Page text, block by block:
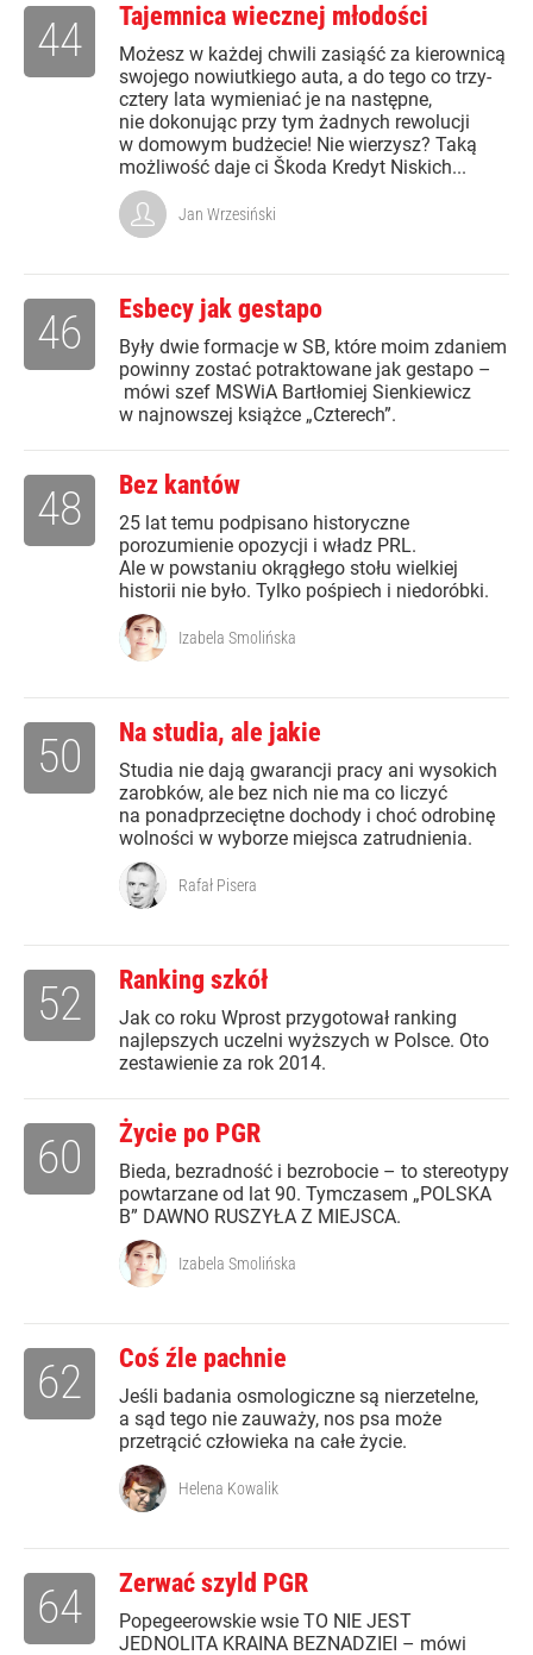
Tajemnica wiecznej młodości
Możesz w każdej chwili zasiąść za kierownicą
swojego nowiutkiego auta, a do tego co trzy-
cztery lata wymieniać je na następne,
nie dokonując przy tym żadnych rewolucji
w domowym budżecie! Nie wierzysz? Taką
możliwość daje ci Škoda Kredyt Niskich...
44
Jan Wrzesiński
Esbecy jak gestapo
Były dwie formacje w SB, które moim zdaniem
powinny zostać potraktowane jak gestapo –
mówi szef MSWiA Bartłomiej Sienkiewicz
w najnowszej książce „Czterech”.
46
Bez kantów
25 lat temu podpisano historyczne
porozumienie opozycji i władz PRL.
Ale w powstaniu okrągłego stołu wielkiej
historii nie było. Tylko pośpiech i niedoróbki.
48
Izabela Smolińska
Na studia, ale jakie
Studia nie dają gwarancji pracy ani wysokich
zarobków, ale bez nich nie ma co liczyć
na ponadprzeciętne dochody i choć odrobinę
wolności w wyborze miejsca zatrudnienia.
50
Rafał Pisera
Ranking szkół
Jak co roku Wprost przygotował ranking
najlepszych uczelni wyższych w Polsce. Oto
zestawienie za rok 2014.
52
Życie po PGR
Bieda, bezradność i bezrobocie – to stereotypy
powtarzane od lat 90. Tymczasem „POLSKA
B” DAWNO RUSZYŁA Z MIEJSCA.
60
Izabela Smolińska
Coś źle pachnie
Jeśli badania osmologiczne są nierzetelne,
a sąd tego nie zauważy, nos psa może
przetrącić człowieka na całe życie.
62
Helena Kowalik
Zerwać szyld PGR
Popegeerowskie wsie TO NIE JEST
JEDNOLITA KRAINA BEZNADZIEI – mówi
64